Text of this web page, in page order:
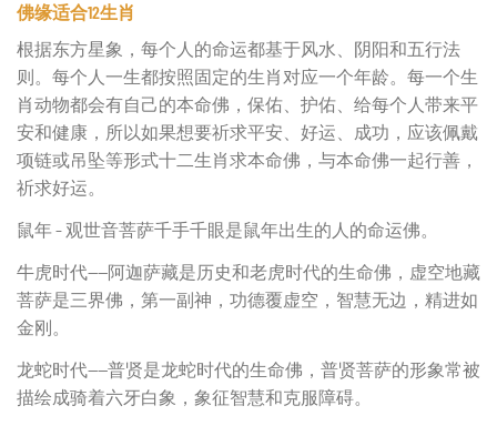
佛缘适合12生肖
根据东方星象，每个人的命运都基于风水、阴阳和五行法
则。每个人一生都按照固定的生肖对应一个年龄。每一个生
肖动物都会有自己的本命佛，保佑、护佑、给每个人带来平
安和健康，所以如果想要祈求平安、好运、成功，应该佩戴
项链或吊坠等形式十二生肖求本命佛，与本命佛一起行善，
祈求好运。
鼠年 – 观世音菩萨千手千眼是鼠年出生的人的命运佛。
牛虎时代——阿迦萨藏是历史和老虎时代的生命佛，虚空地藏
菩萨是三界佛，第一副神，功德覆虚空，智慧无边，精进如
金刚。
龙蛇时代——普贤是龙蛇时代的生命佛，普贤菩萨的形象常被
描绘成骑着六牙白象，象征智慧和克服障碍。